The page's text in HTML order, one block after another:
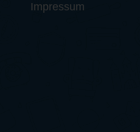
Impressum